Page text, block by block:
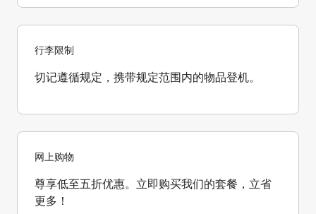
行李限制
切记遵循规定，携带规定范围内的物品登机。
网上购物
尊享低至五折优惠。立即购买我们的套餐，立省
更多！